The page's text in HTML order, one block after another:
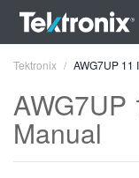
Tektronix AWG7UP 11
AWG7UP
Manual